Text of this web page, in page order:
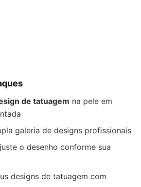
de tatuagem na pele em
galeria de designs profissionais
o desenho conforme sua
designs de tatuagem com